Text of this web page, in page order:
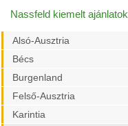
Nassfeld kiemelt ajánlatok
Alsó-Ausztria
Bécs
Burgenland
Felső-Ausztria
Karintia